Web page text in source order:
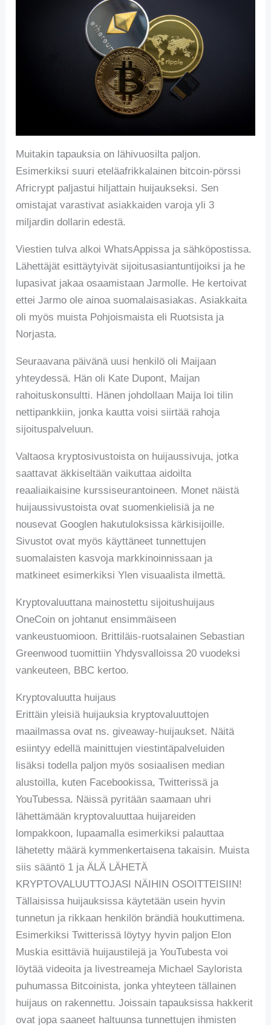
Muitakin tapauksia on lähivuosilta paljon.
Esimerkiksi suuri eteläafrikkalainen bitcoin-pörssi
Africrypt paljastui hiljattain huijaukseksi. Sen
omistajat varastivat asiakkaiden varoja yli 3
miljardin dollarin edestä.
Viestien tulva alkoi WhatsAppissa ja sähköpostissa.
Lähettäjät esittäytyivät sijoitusasiantuntijoiksi ja he
lupasivat jakaa osaamistaan Jarmolle. He kertoivat
ettei Jarmo ole ainoa suomalaisasiakas. Asiakkaita
oli myös muista Pohjoismaista eli Ruotsista ja
Norjasta.
Seuraavana päivänä uusi henkilö oli Maijaan
yhteydessä. Hän oli Kate Dupont, Maijan
rahoituskonsultti. Hänen johdollaan Maija loi tilin
nettipankkiin, jonka kautta voisi siirtää rahoja
sijoituspalveluun.
Valtaosa kryptosivustoista on huijaussivuja, jotka
saattavat äkkiseltään vaikuttaa aidoilta
reaaliaikaisine kurssiseurantoineen. Monet näistä
huijaussivustoista ovat suomenkielisiä ja ne
nousevat Googlen hakutuloksissa kärkisijoille.
Sivustot ovat myös käyttäneet tunnettujen
suomalaisten kasvoja markkinoinnissaan ja
matkineet esimerkiksi Ylen visuaalista ilmettä.
Kryptovaluuttana mainostettu sijoitushuijaus
OneCoin on johtanut ensimmäiseen
vankeustuomioon. Brittiläis-ruotsalainen Sebastian
Greenwood tuomittiin Yhdysvalloissa 20 vuodeksi
vankeuteen, BBC kertoo.
Kryptovaluutta huijaus
Erittäin yleisiä huijauksia kryptovaluuttojen
maailmassa ovat ns. giveaway-huijaukset. Näitä
esiintyy edellä mainittujen viestintäpalveluiden
lisäksi todella paljon myös sosiaalisen median
alustoilla, kuten Facebookissa, Twitterissä ja
YouTubessa. Näissä pyritään saamaan uhri
lähettämään kryptovaluuttaa huijareiden
lompakkoon, lupaamalla esimerkiksi palauttaa
lähetetty määrä kymmenkertaisena takaisin. Muista
siis sääntö 1 ja ÄLÄ LÄHETÄ
KRYPTOVALUUTTOJASI NÄIHIN OSOITTEISIIN!
Tällaisissa huijauksissa käytetään usein hyvin
tunnetun ja rikkaan henkilön brändiä houkuttimena.
Esimerkiksi Twitterissä löytyy hyvin paljon Elon
Muskia esittäviä huijaustilejä ja YouTubesta voi
löytää videoita ja livestreameja Michael Saylorista
puhumassa Bitcoinista, jonka yhteyteen tällainen
huijaus on rakennettu. Joissain tapauksissa hakkerit
ovat jopa saaneet haltuunsa tunnettujen ihmisten